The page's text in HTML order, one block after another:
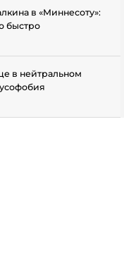
в «Миннесоту»:
быстро
в нейтральном